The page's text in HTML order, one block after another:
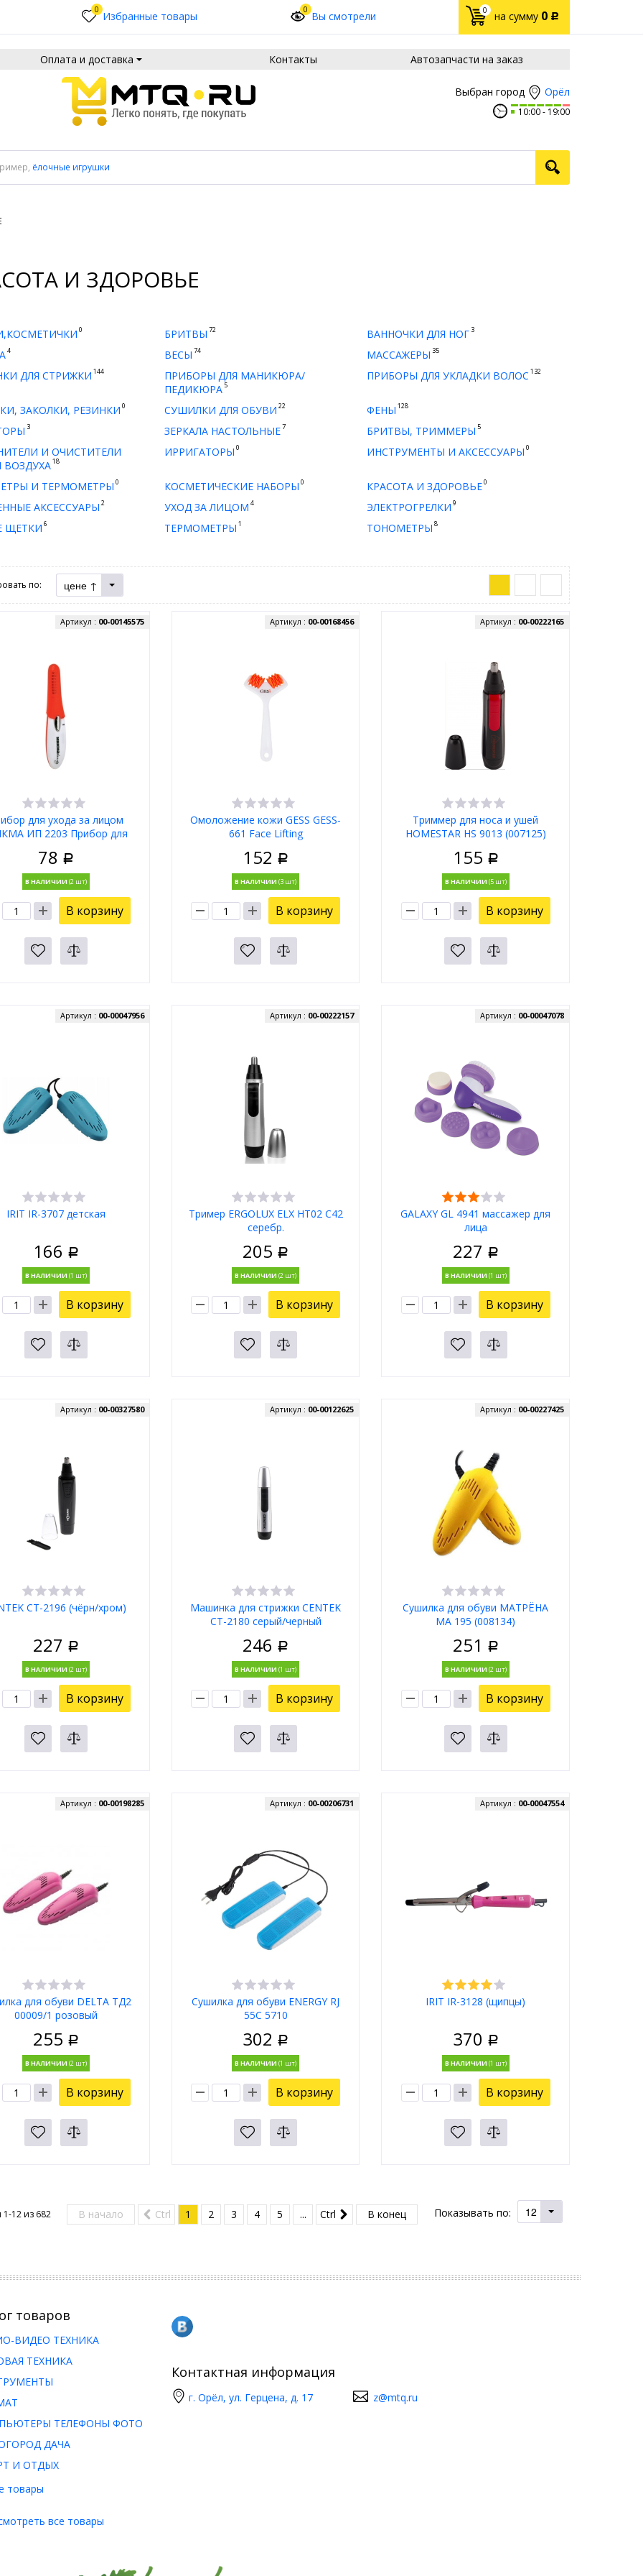
0 Избранные товары 0 Вы смотрели 0 на сумму 0 Р
Оплата и доставка Контакты Автозапчасти на заказ
Выбран город Орёл
10:00 19:00
ёлочные игрушки
И ЗДОРОВЬЕ
0 БРИТВЫ 72 ВАННОЧКИ ДЛЯ НОГ 3
4 ВЕСЫ 74 МАССАЖЕРЫ 35
ДЛЯ СТРИЖКИ 144
ПРИБОРЫ ДЛЯ МАНИКЮРА/
ПЕДИКЮРА5
ПРИБОРЫ ДЛЯ УКЛАДКИ ВОЛОС 132
ЗАКОЛКИ, РЕЗИНКИ 0 СУШИЛКИ ДЛЯ ОБУВИ 22 ФЕНЫ 128
3 ЗЕРКАЛА НАСТОЛЬНЫЕ7 БРИТВЫ, ТРИММЕРЫ 5
И ОЧИСТИТЕЛИ
18
ИРРИГАТОРЫ 0 ИНСТРУМЕНТЫ И АКСЕССУАРЫ 0
И ТЕРМОМЕТРЫ 0 КОСМЕТИЧЕСКИЕ НАБОРЫ 0 КРАСОТА И ЗДОРОВЬЕ0
АКСЕССУАРЫ 2 УХОД ЗА ЛИЦОМ 4 ЭЛЕКТРОГРЕЛКИ 9
ЩЕТКИ 6 ТЕРМОМЕТРЫ 1 ТОНОМЕТРЫ 8
по: цене ↑
для ухода за лицом
ИП 2203 Прибор для
Артикул : 00-00145575
78 Р
В НАЛИЧИИ
В корзину
Омоложение кожи GESS GESS-
661 Face Lifting
Артикул : 00-00168456
152 Р
В НАЛИЧИИ
В корзину
Триммер для носа и ушей
HOMESTAR HS 9013 (007125)
Артикул : 00-00222165
155 Р
В НАЛИЧИИ
В корзину
IRIT IR-3707 детская
Артикул : 00-00047956
166 Р
В НАЛИЧИИ
В корзину
Тример ERGOLUX ELX HT02 C42
серебр.
Артикул : 00-00222157
205 Р
В НАЛИЧИИ
В корзину
GALAXY GL 4941 массажер для
лица
Артикул : 00-00047078
227 Р
В НАЛИЧИИ
В корзину
CT-2196 (чёрн/хром)
Артикул : 00-00327580
227 Р
В НАЛИЧИИ
В корзину
Машинка для стрижки CENTEK
CT-2180 серый/черный
Артикул : 00-00122625
246 Р
В НАЛИЧИИ
В корзину
Сушилка для обуви МАТРЁНА
МА 195 (008134)
Артикул : 00-00227425
251 Р
В НАЛИЧИИ
В корзину
для обуви DELTA ТД2
00009/1 розовый
Артикул : 00-00198285
255 Р
В НАЛИЧИИ
В корзину
Сушилка для обуви ENERGY RJ
55С 5710
Артикул : 00-00206731
302 Р
В НАЛИЧИИ
В корзину
IRIT IR-3128 (щипцы)
Артикул : 00-00047554
370 Р
В НАЛИЧИИ
В корзину
Показывать по: 12
12 из 682 В начало Ctrl 1 2 3 4 5 ... Ctrl В конец
товаров
товары
ВИДЕО ТЕХНИКА
ТЕХНИКА
ТЕЛЕФОНЫ ФОТО
ДАЧА
И ОТДЫХ
все товары
Контактная информация
г. Орёл, ул. Герцена, д. 17 z@mtq.ru